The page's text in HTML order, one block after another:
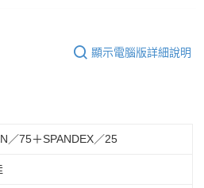
顯示電腦版詳細說明
／75＋SPANDEX／25